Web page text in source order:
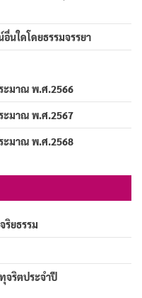
นใดโดยธรรมจรรยา
ะมาณ พ.ศ.2566
ะมาณ พ.ศ.2567
ะมาณ พ.ศ.2568
ริยธรรม
จริตประจำปี